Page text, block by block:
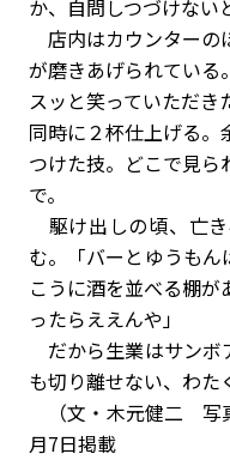
か、自問しつづけない
店内はカウンターの
が磨きあげられている
スッと笑っていただき
同時に２杯仕上げる。
つけた技。どこで見ら
で。
駆け出しの頃、亡
む。「バーとゆうもん
こうに酒を並べる棚
ったらええんや」
だから生業はサンボ
も切り離せない、わた
（文・木元健二 写
月7日掲載